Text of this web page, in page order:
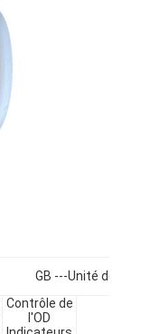
GB ---Unité de
Contrôle de
l'OD